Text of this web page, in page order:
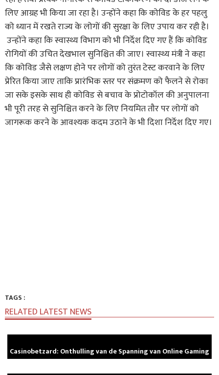
लिए आग्रह भी किया जा रहा है। उन्होंने कहा कि कोविड के हर पहलु
को ध्यान में रखते राज्य के लोगों की सुरक्षा के लिए उपाय कर रही है।
उन्होंने कहा कि स्वास्थ्य विभाग को भी निर्देश दिए गए हैं कि कोविड
रोगियों की उचित देखभाल सुनिश्चित की जाए। स्वास्थ्य मंत्री ने कहा
कि कोविड जैसे लक्षण होने पर लोगों को तुरंत टेस्ट करवाने के लिए
प्रेरित किया जाए ताकि प्रारंभिक स्तर पर संक्रमण को फैलने से रोका
जा सके इसके साथ ही कोविड से बचाव के प्रोटोकॉल की अनुपालना
भी पूरी तरह से सुनिश्चित करने के लिए नियमित तौर पर लोगों को
जागरूक करने के आवश्यक कदम उठाने के भी दिशा निर्देश दिए गए।
TAGS :
RELATED LATEST NEWS
Casinobetzard: Onthulling van de Spanning van Online Gaming